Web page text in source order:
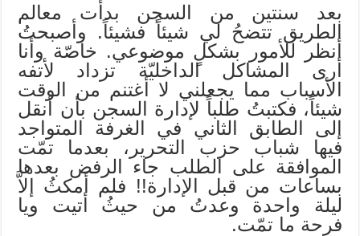
بعد سنتين من السجن بدأت معالم
الطريق تتضحُ لي شيئاً فشيئاً. وأصبحتُ
أنظر للأمور بشكلٍ موضوعي. خاصّة وأنا
أرى المشاكل الداخليّة تزداد لأتفه
الأسباب مما يجعلني لا أغتنم من الوقت
شيئاً، فكتبتُ طلباً لإدارة السجن بأن أنقل
إلى الطابق الثاني في الغرفة المتواجد
فيها شباب حزب التحرير، بعدما تمّت
الموافقة على الطلب جاء الرفض بعدها
بساعات من قبل الإدارة!! فلم أمكثُ إلاَّ
ليلة واحدة وعدتُ من حيثُ أتيت ويا
فرحة ما تمّت.